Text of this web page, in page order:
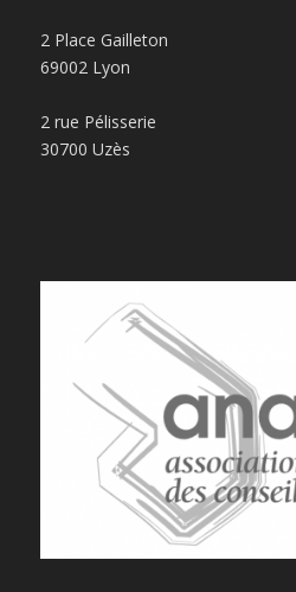
2 Place Gailleton
69002 Lyon
2 rue Pélisserie
30700 Uzès